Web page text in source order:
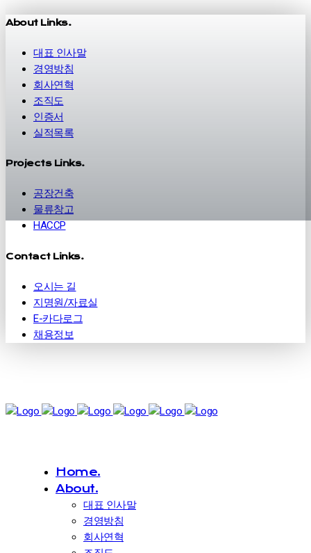
About Links.
대표 인사말
경영방침
회사연혁
조직도
인증서
실적목록
Projects Links.
공장건축
물류창고
HACCP
Contact Links.
오시는 길
지명원/자료실
E-카다로그
채용정보
Home.
About.
대표 인사말
경영방침
회사연혁